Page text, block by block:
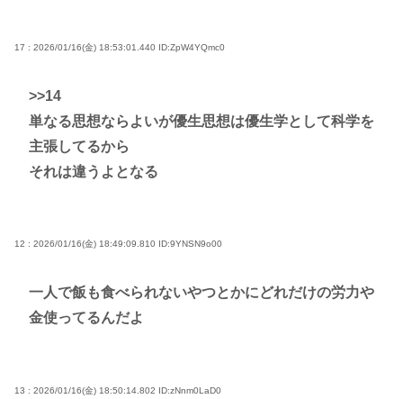
17 : 2026/01/16(金) 18:53:01.440 ID:ZpW4YQmc0
>>14
単なる思想ならよいが優生思想は優生学として科学を
主張してるから
それは違うよとなる
12 : 2026/01/16(金) 18:49:09.810 ID:9YNSN9o00
一人で飯も食べられないやつとかにどれだけの労力や
金使ってるんだよ
13 : 2026/01/16(金) 18:50:14.802 ID:zNnm0LaD0